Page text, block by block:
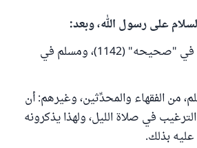
على رسول الله، وبعد:
الحديث رواه البخاري في "صحيحه" (1142)، ومسلم في
من الفقهاء والمحدِّثين، وغيرهم: أن
في صلاة الليل، ولهذا يذكرونه
بذلك.